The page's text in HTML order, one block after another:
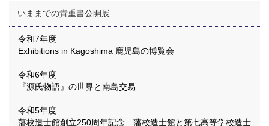
いままでの貴重書公開展
令和7年度
Exhibitions in Kagoshima 鹿児島の博覧会
令和6年度
『源氏物語』の世界と南島交易
令和5年度
藩校造士館創立250周年記念 藩校造士館と第七高等学校造士